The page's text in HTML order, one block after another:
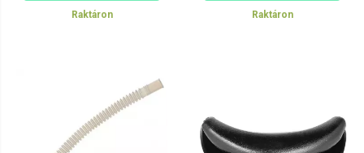
Raktáron Raktáron